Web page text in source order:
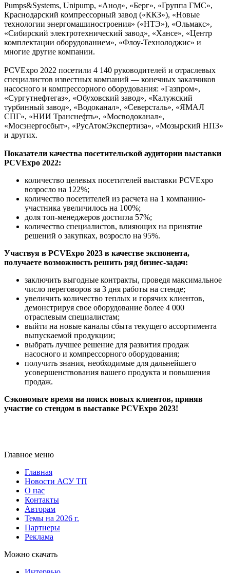
Pumps&Systems, Unipump, «Анод», «Берг», «Группа ГМС»,
Краснодарский компрессорный завод («ККЗ»), «Новые
технологии энергомашиностроения» («НТЭ»), «Ольмакс»,
«Сибирский электротехнический завод», «Хансе», «Центр
комплектации оборудованием», «Флоу-Технолоджис» и
многие другие компании.
PCVExpo 2022 посетили 4 140 руководителей и отраслевых
специалистов известных компаний — конечных заказчиков
насосного и компрессорного оборудования: «Газпром»,
«Сургутнефтегаз», «Обуховский завод», «Калужский
турбинный завод», «Водоканал», «Северсталь», «ЯМАЛ
СПГ», «НИИ Транснефть», «Мосводоканал»,
«Мосэнергосбыт», «РусАтомЭкспертиза», «Мозырский НПЗ»
и других.
Показатели качества посетительской аудитории выставки
PCVExpo 2022:
количество целевых посетителей выставки PCVExpo
возросло на 122%;
количество посетителей из расчета на 1 компанию-
участника увеличилось на 100%;
доля топ-менеджеров достигла 57%;
количество специалистов, влияющих на принятие
решений о закупках, возросло на 95%.
Участвуя в PCVExpo 2023 в качестве экспонента,
получаете возможность решить ряд бизнес-задач:
заключить выгодные контракты, проведя максимальное
число переговоров за 3 дня работы на стенде;
увеличить количество теплых и горячих клиентов,
демонстрируя свое оборудование более 4 000
отраслевым специалистам;
выйти на новые каналы сбыта текущего ассортимента
выпускаемой продукции;
выбрать лучшее решение для развития продаж
насосного и компрессорного оборудования;
получить знания, необходимые для дальнейшего
усовершенствования вашего продукта и повышения
продаж.
Сэкономьте время на поиск новых клиентов, приняв
участие со стендом в выставке PCVExpo 2023!
Главное меню
Главная
Новости АСУ ТП
О нас
Контакты
Авторам
Темы на 2026 г.
Партнеры
Реклама
Можно скачать